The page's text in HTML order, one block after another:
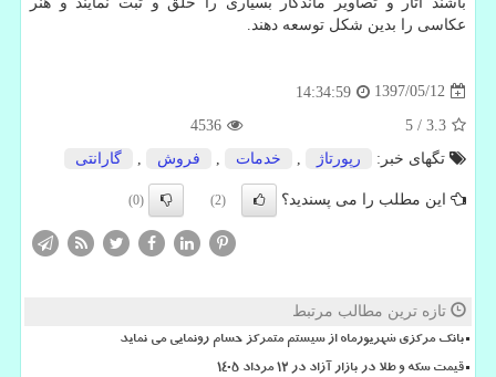
عکاسی را بدین شکل توسعه دهند.
1397/05/12
14:34:59
3.3
/
5
4536
تگهای خبر:
رپورتاژ خدمات فروش گارانتی
این مطلب را می پسندید؟ (2)
(0)
تازه ترین مطالب مرتبط
بانک مرکزی شهریورماه از سیستم متمرکز حسام رونمایی می نماید
قیمت سکه و طلا در بازار آزاد در ۱۲ مرداد ۱۴۰۵